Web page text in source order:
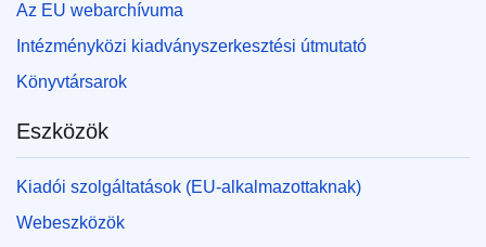
Az EU webarchívuma
Intézményközi kiadványszerkesztési útmutató
Könyvtársarok
Eszközök
Kiadói szolgáltatások (EU-alkalmazottaknak)
Webeszközök